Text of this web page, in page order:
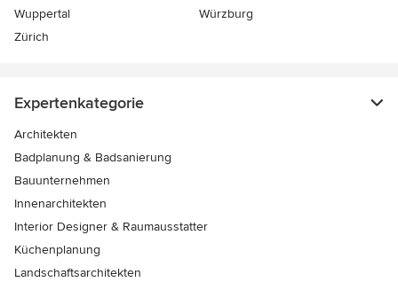
Wuppertal
Würzburg
Zürich
Expertenkategorie
Architekten
Badplanung & Badsanierung
Bauunternehmen
Innenarchitekten
Interior Designer & Raumausstatter
Küchenplanung
Landschaftsarchitekten